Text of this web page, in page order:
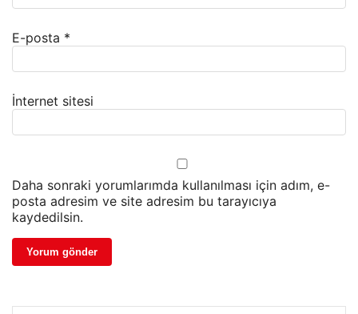
E-posta *
İnternet sitesi
Daha sonraki yorumlarımda kullanılması için adım, e-
posta adresim ve site adresim bu tarayıcıya
kaydedilsin.